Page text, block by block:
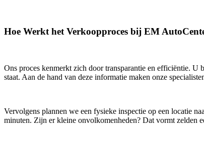
Hoe Werkt het Verkoopproces bij EM
Ons proces kenmerkt zich door transparantie en efficiëntie.
staat. Aan de hand van deze informatie maken onze
Vervolgens plannen we een fysieke inspectie op een locatie
minuten. Zijn er kleine onvolkomenheden? Dat vormt zelden